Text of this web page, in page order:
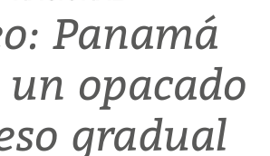
Panamá
opacado
gradual